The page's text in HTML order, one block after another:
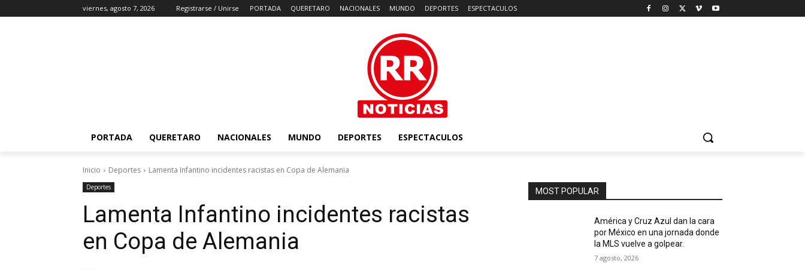
viernes, agosto 7, 2026 Registrarse / Unirse PORTADA QUERETARO NACIONALES MUNDO DEPORTES ESPECTACULOS
PORTADA QUERETARO NACIONALES MUNDO DEPORTES ESPECTACULOS
Inicio Deportes Lamenta Infantino incidentes racistas en Copa de Alemania
Deportes
Lamenta Infantino incidentes racistas
en Copa de Alemania
MOST POPULAR
América y Cruz Azul dan la cara
por México en una jornada donde
la MLS vuelve a golpear.
7 agosto, 2026